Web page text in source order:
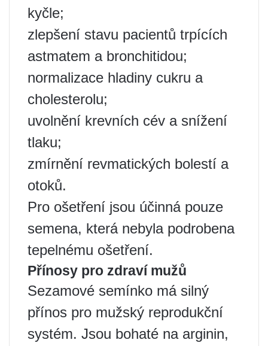
kyčle;
zlepšení stavu pacientů trpících
astmatem a bronchitidou;
normalizace hladiny cukru a
cholesterolu;
uvolnění krevních cév a snížení
tlaku;
zmírnění revmatických bolestí a
otoků.
Pro ošetření jsou účinná pouze
semena, která nebyla podrobena
tepelnému ošetření.
Přínosy pro zdraví mužů
Sezamové semínko má silný
přínos pro mužský reprodukční
systém. Jsou bohaté na arginin,